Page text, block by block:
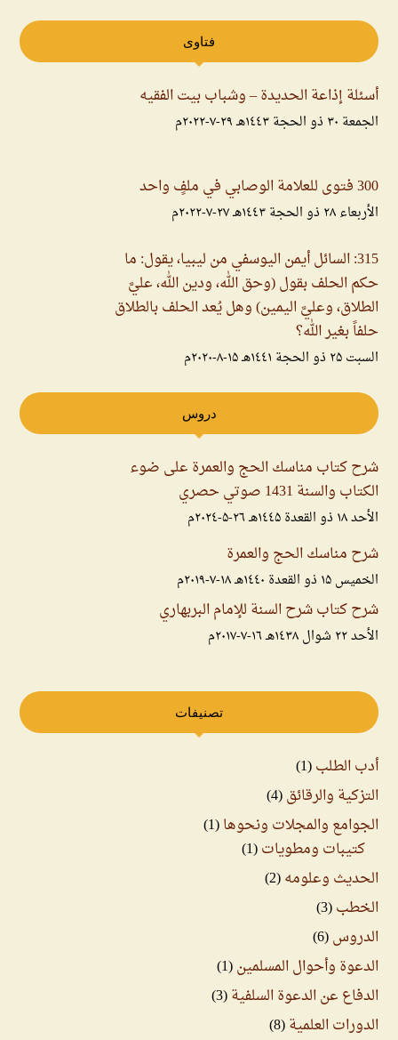
فتاوى
أسئلة إذاعة الحديدة – وشباب بيت الفقيه
الجمعة ۳۰ ذو الحجة ۱٤٤۳هـ ۲۹-۷-۲۰۲۲م
300 فتوى للعلامة الوصابي في ملفٍ واحد
الأربعاء ۲۸ ذو الحجة ۱٤٤۳هـ ۲۷-۷-۲۰۲۲م
315: السائل أيمن اليوسفي من ليبيا، يقول: ما
حكم الحلف بقول (وحق الله، ودين الله، عليَّ
الطلاق، وعليَّ اليمين) وهل يُعد الحلف بالطلاق
حلفاً بغير الله؟
السبت ۲۵ ذو الحجة ۱٤٤۱هـ ۱۵-۸-۲۰۲۰م
دروس
شرح كتاب مناسك الحج والعمرة على ضوء
الكتاب والسنة 1431 صوتي حصري
الأحد ۱۸ ذو القعدة ۱٤٤۵هـ ۲٦-۵-۲۰۲٤م
شرح مناسك الحج والعمرة
الخميس ۱۵ ذو القعدة ۱٤٤۰هـ ۱۸-۷-۲۰۱۹م
شرح كتاب شرح السنة للإمام البربهاري
الأحد ۲۲ شوال ۱٤۳۸هـ ۱٦-۷-۲۰۱۷م
تصنيفات
أدب الطلب(1)
التزكية والرقائق(4)
الجوامع والمجلات ونحوها(1)
كتيبات ومطويات(1)
الحديث وعلومه(2)
الخطب(3)
الدروس(6)
الدعوة وأحوال المسلمين(1)
الدفاع عن الدعوة السلفية(3)
الدورات العلمية(8)